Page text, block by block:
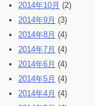
2014年10月 (2)
2014年9月 (3)
2014年8月 (4)
2014年7月 (4)
2014年6月 (4)
2014年5月 (4)
2014年4月 (4)